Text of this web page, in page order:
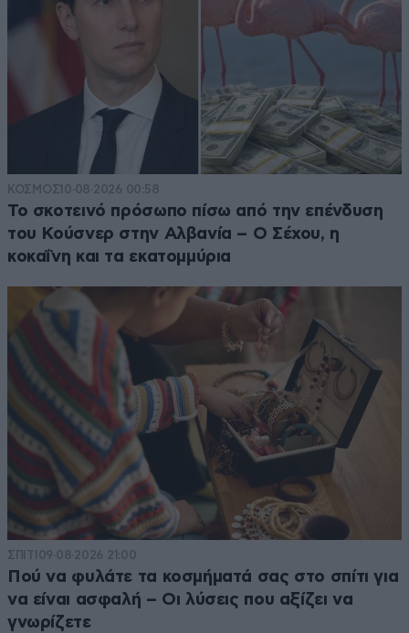
ΚΟΣΜΟΣ10·08·2026 00:58
Το σκοτεινό πρόσωπο πίσω από την επένδυση
του Κούσνερ στην Αλβανία – Ο Σέχου, η
κοκαΐνη και τα εκατομμύρια
ΣΠΙΤΙ 09·08·2026 21:00
Πού να φυλάτε τα κοσμήματά σας στο σπίτι για
να είναι ασφαλή – Οι λύσεις που αξίζει να
γνωρίζετε